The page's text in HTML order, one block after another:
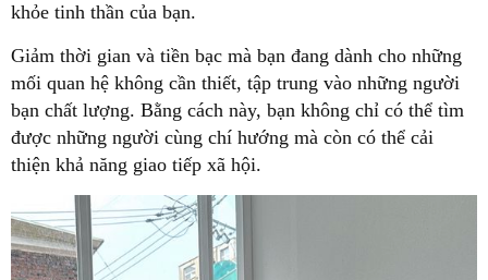
khỏe tinh thần của bạn.
Giảm thời gian và tiền bạc mà bạn đang dành cho những
mối quan hệ không cần thiết, tập trung vào những người
bạn chất lượng. Bằng cách này, bạn không chỉ có thể tìm
được những người cùng chí hướng mà còn có thể cải
thiện khả năng giao tiếp xã hội.